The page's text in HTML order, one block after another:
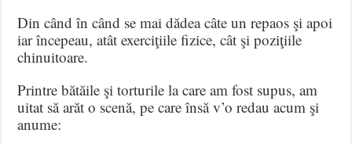
Din când în când se mai dădea câte un repaos şi apoi
iar începeau, atât exerciţiile fizice, cât şi poziţiile
chinuitoare.
Printre bătăile şi torturile la care am fost supus, am
uitat să arăt o scenă, pe care însă v’o redau acum şi
anume: